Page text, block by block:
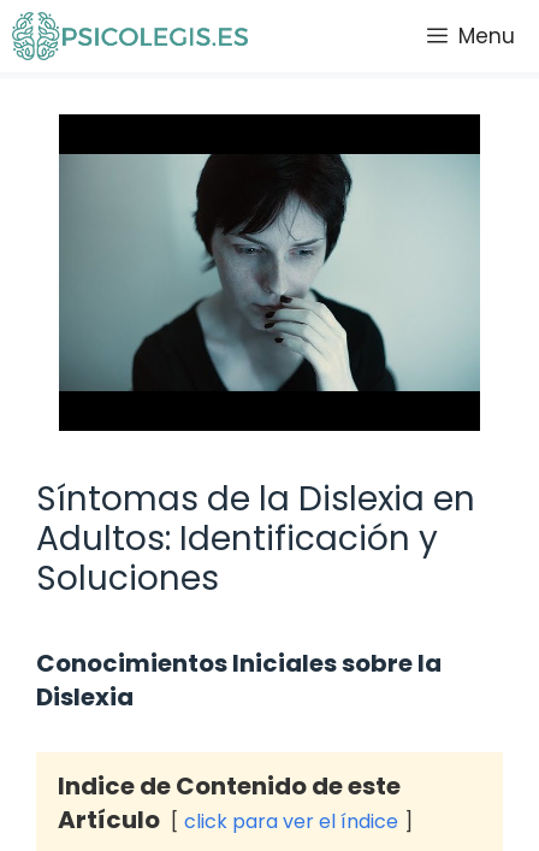
Saltar
al
Menu
Síntomas de la Dislexia en
Adultos: Identificación y
Soluciones
Conocimientos Iniciales sobre la
Dislexia
Indice de Contenido de este
Artículo
click para ver el índice